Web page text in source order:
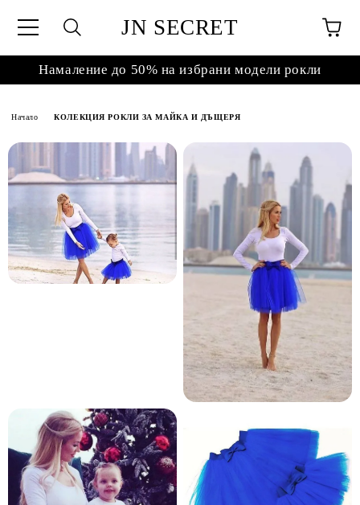
JN SECRET
и по лични мерки
Намаление до 50% на избрани модели рокли
Начало КОЛЕКЦИЯ РОКЛИ ЗА МАЙКА И ДЪЩЕРЯ